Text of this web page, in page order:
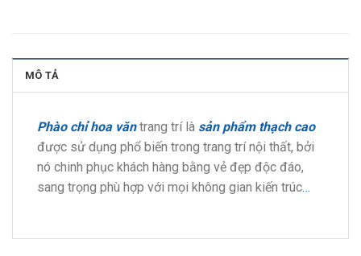
MÔ TẢ
Phào chỉ hoa văntrang trí là sản phẩm thạch cao
được sử dụng phổ biến trong trang trí nội thất, bởi
nó chinh phục khách hàng bằng vẻ đẹp độc đáo,
sang trọng phù hợp với mọi không gian kiến trúc…